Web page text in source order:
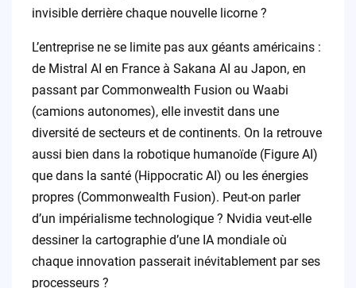
invisible derrière chaque nouvelle licorne ?
L’entreprise ne se limite pas aux géants américains :
de Mistral AI en France à Sakana AI au Japon, en
passant par Commonwealth Fusion ou Waabi
(camions autonomes), elle investit dans une
diversité de secteurs et de continents. On la retrouve
aussi bien dans la robotique humanoïde (Figure AI)
que dans la santé (Hippocratic AI) ou les énergies
propres (Commonwealth Fusion). Peut-on parler
d’un impérialisme technologique ? Nvidia veut-elle
dessiner la cartographie d’une IA mondiale où
chaque innovation passerait inévitablement par ses
processeurs ?